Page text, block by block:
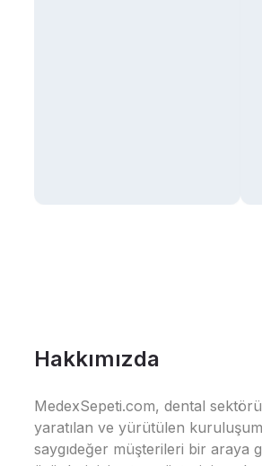
Hakkımızda
MedexSepeti.com, dental
yaratılan ve yürütülen
saygıdeğer müşterileri bir araya